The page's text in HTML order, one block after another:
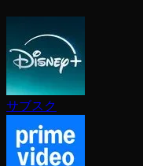
サブスク